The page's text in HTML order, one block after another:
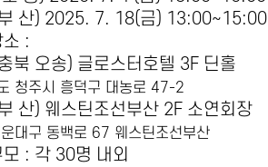
산) 2025. 7. 18(금) 13:00~15:00
:
북 오송) 글로스터호텔 3F 딘홀
청주시 흥덕구 대농로 47-2
산) 웨스틴조선부산 2F 소연회장
대구 동백로 67 웨스틴조선부산
: 각 30명 내외